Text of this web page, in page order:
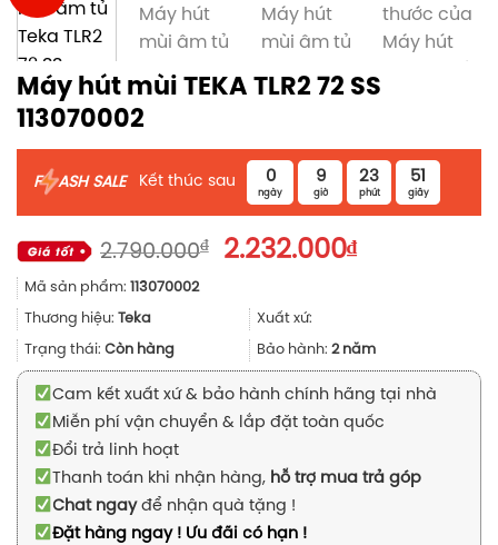
Máy hút mùi TEKA TLR2 72 SS
113070002
F ASH SALE Kết thúc sau 0
ngày
9
giờ
23
phút
50
giây
2.790.000₫
Giá
2.790.000₫.
2.232.000₫Giá
2.232.000₫.
Mã sản phẩm: 113070002
Thương hiệu: Teka Xuất xứ:
Trạng thái: Còn hàng Bảo hành: 2 năm
Cam kết xuất xứ & bảo hành chính hãng tại nhà
Miễn phí vận chuyển & lắp đặt toàn quốc
Đổi trả linh hoạt
Thanh toán khi nhận hàng, hỗ trợ mua trả góp
Chat ngayđể nhận quà tặng !
Đặt hàng ngay ! Ưu đãi có hạn !